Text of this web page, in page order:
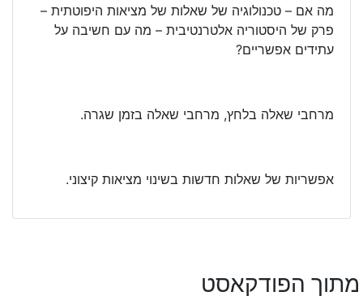
מה אם – טכנולוגיה של שאלות של מציאות היפוטתית –
פרק של היסטוריה אלטרנטיבית – מה עם חשיבה על
עתידים אפשריים?
מרחבי שאלה בלחץ, מרחבי שאלה בזמן שגרה.
אפשריות של שאלות חדשות בשינוי מציאות קיצוני.
מתוך הפודקאסט